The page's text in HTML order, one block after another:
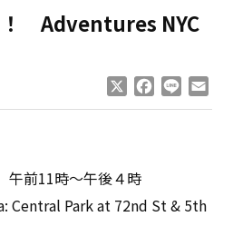
！ Adventures NYC
Facebook
Line
午前11時～午後４時
Central Park at 72nd St & 5th